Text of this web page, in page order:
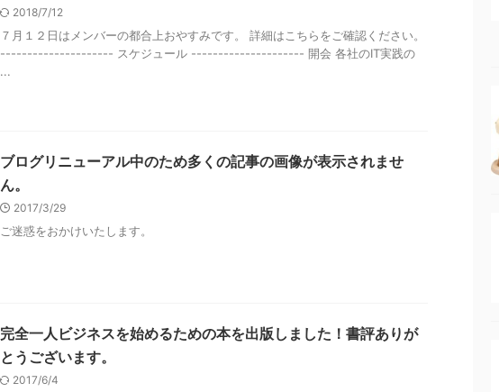
2018/7/12
７月１２日はメンバーの都合上おやすみです。 詳細はこちらをご確認ください。
--------------------- スケジュール --------------------- 開会 各社のIT実践の
...
ブログリニューアル中のため多くの記事の画像が表示されませ
ん。
2017/3/29
ご迷惑をおかけいたします。
完全一人ビジネスを始めるための本を出版しました！書評ありが
とうございます。
2017/6/4